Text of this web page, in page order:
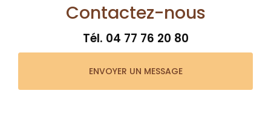
Contactez-nous
Tél. 04 77 76 20 80
ENVOYER UN MESSAGE